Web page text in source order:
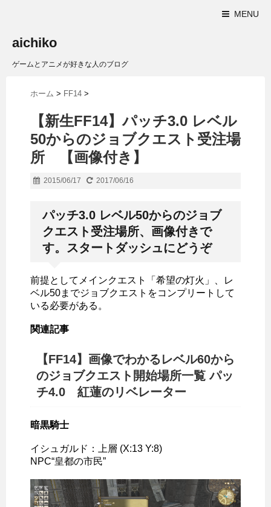
MENU
aichiko
ゲームとアニメが好きな人のブログ
ホーム > FF14 >
【新生FF14】パッチ3.0 レベル
50からのジョブクエスト受注場
所 【画像付き】
2015/06/17 2017/06/16
パッチ3.0 レベル50からのジョブ
クエスト受注場所、画像付きで
す。スタートダッシュにどうぞ
前提としてメインクエスト「希望の灯火」、レ
ベル50までジョブクエストをコンプリートして
いる必要がある。
関連記事
【FF14】画像でわかるレベル60から
のジョブクエスト開始場所一覧 パッ
チ4.0 紅蓮のリベレーター
暗黒騎士
イシュガルド：上層 (X:13 Y:8)
NPC“皇都の市民”